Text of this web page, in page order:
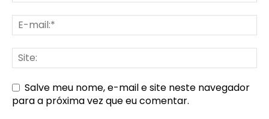
Salve meu nome, e-mail e site neste navegador
para a próxima vez que eu comentar.